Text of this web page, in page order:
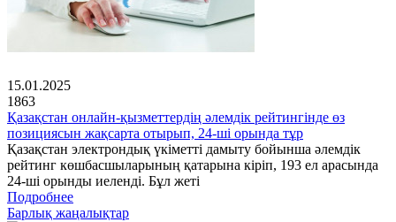
15.01.2025
1863
Қазақстан онлайн-қызметтердің әлемдік рейтингінде өз
позициясын жақсарта отырып, 24-ші орында тұр
Қазақстан электрондық үкіметті дамыту бойынша әлемдік
рейтинг көшбасшыларының қатарына кіріп, 193 ел арасында
24-ші орынды иеленді. Бұл жеті
Подробнее
Барлық жаңалықтар